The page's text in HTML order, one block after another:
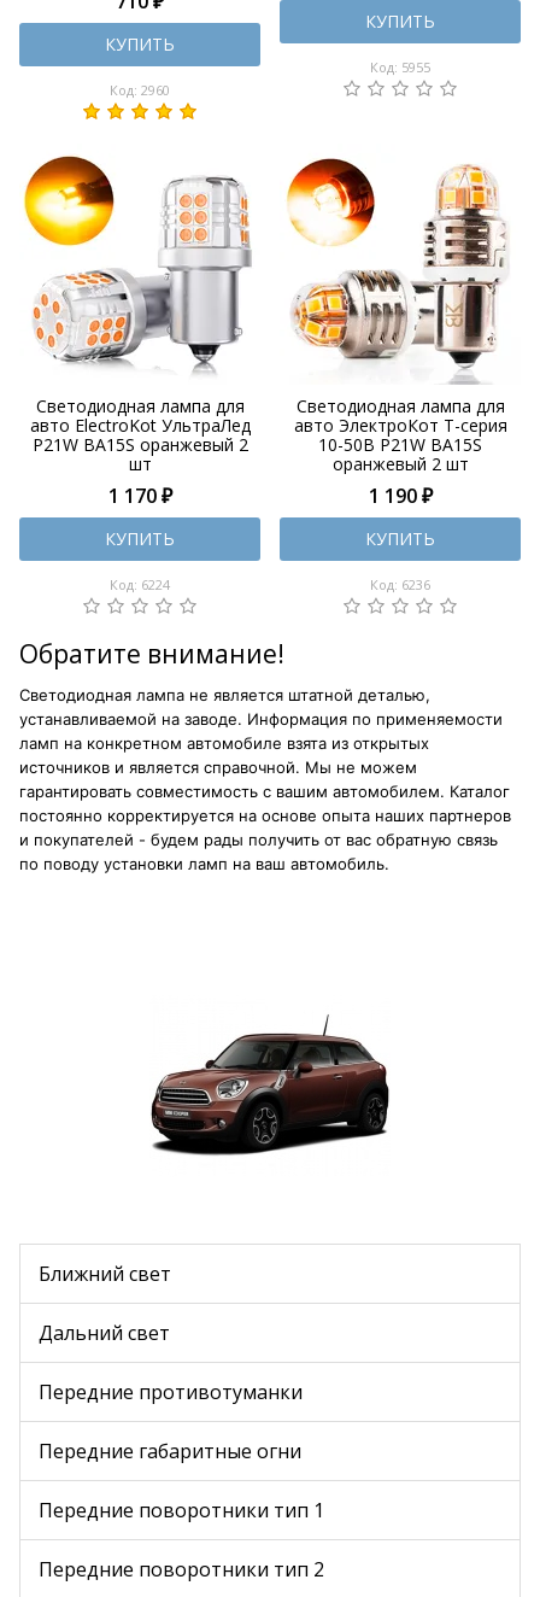
КУПИТЬ
Код: 2960
КУПИТЬ
Код: 5955
Светодиодная лампа для
авто ElectroKot УльтраЛед
P21W BA15S оранжевый 2
шт
1 170 ₽
КУПИТЬ
Код: 6224
Светодиодная лампа для
авто ЭлектроКот Т-серия
10-50В P21W BA15S
оранжевый 2 шт
1 190 ₽
КУПИТЬ
Код: 6236
Обратите внимание!
Светодиодная лампа не является штатной деталью,
устанавливаемой на заводе. Информация по применяемости
ламп на конкретном автомобиле взята из открытых
источников и является справочной. Мы не можем
гарантировать совместимость с вашим автомобилем. Каталог
постоянно корректируется на основе опыта наших партнеров
и покупателей - будем рады получить от вас обратную связь
по поводу установки ламп на ваш автомобиль.
Ближний свет
Дальний свет
Передние противотуманки
Передние габаритные огни
Передние поворотники тип 1
Передние поворотники тип 2